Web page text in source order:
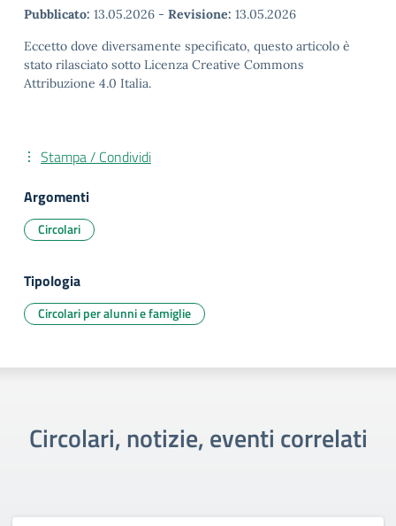
Pubblicato: 13.05.2026 - Revisione: 13.05.2026
Eccetto dove diversamente specificato, questo articolo è
stato rilasciato sotto Licenza Creative Commons
Attribuzione 4.0 Italia.
Stampa / Condividi
Argomenti
Circolari
Tipologia
Circolari per alunni e famiglie
Circolari, notizie, eventi correlati